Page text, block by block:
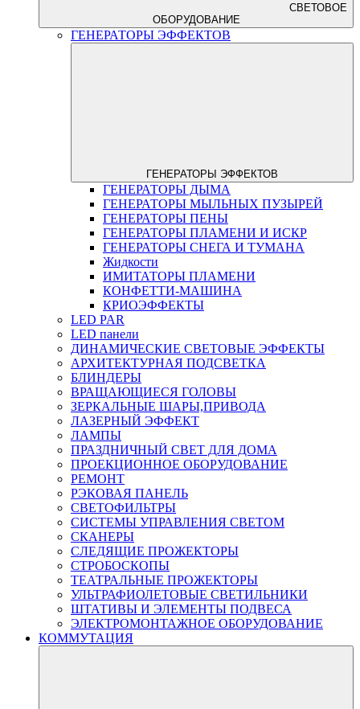
СВЕТОВОЕ
ОБОРУДОВАНИЕ
ГЕНЕРАТОРЫ ЭФФЕКТОВ
ГЕНЕРАТОРЫ ЭФФЕКТОВ
ГЕНЕРАТОРЫ ДЫМА
ГЕНЕРАТОРЫ МЫЛЬНЫХ ПУЗЫРЕЙ
ГЕНЕРАТОРЫ ПЕНЫ
ГЕНЕРАТОРЫ ПЛАМЕНИ И ИСКР
ГЕНЕРАТОРЫ СНЕГА И ТУМАНА
Жидкости
ИМИТАТОРЫ ПЛАМЕНИ
КОНФЕТТИ-МАШИНА
КРИОЭФФЕКТЫ
LED PAR
LED панели
ДИНАМИЧЕСКИЕ СВЕТОВЫЕ ЭФФЕКТЫ
АРХИТЕКТУРНАЯ ПОДСВЕТКА
БЛИНДЕРЫ
ВРАЩАЮЩИЕСЯ ГОЛОВЫ
ЗЕРКАЛЬНЫЕ ШАРЫ,ПРИВОДА
ЛАЗЕРНЫЙ ЭФФЕКТ
ЛАМПЫ
ПРАЗДНИЧНЫЙ СВЕТ ДЛЯ ДОМА
ПРОЕКЦИОННОЕ ОБОРУДОВАНИЕ
РЕМОНТ
РЭКОВАЯ ПАНЕЛЬ
СВЕТОФИЛЬТРЫ
СИСТЕМЫ УПРАВЛЕНИЯ СВЕТОМ
СКАНЕРЫ
СЛЕДЯЩИЕ ПРОЖЕКТОРЫ
СТРОБОСКОПЫ
ТЕАТРАЛЬНЫЕ ПРОЖЕКТОРЫ
УЛЬТРАФИОЛЕТОВЫЕ СВЕТИЛЬНИКИ
ШТАТИВЫ И ЭЛЕМЕНТЫ ПОДВЕСА
ЭЛЕКТРОМОНТАЖНОЕ ОБОРУДОВАНИЕ
КОММУТАЦИЯ